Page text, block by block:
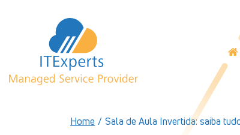
Home / Sala de Aula Invertida: saiba